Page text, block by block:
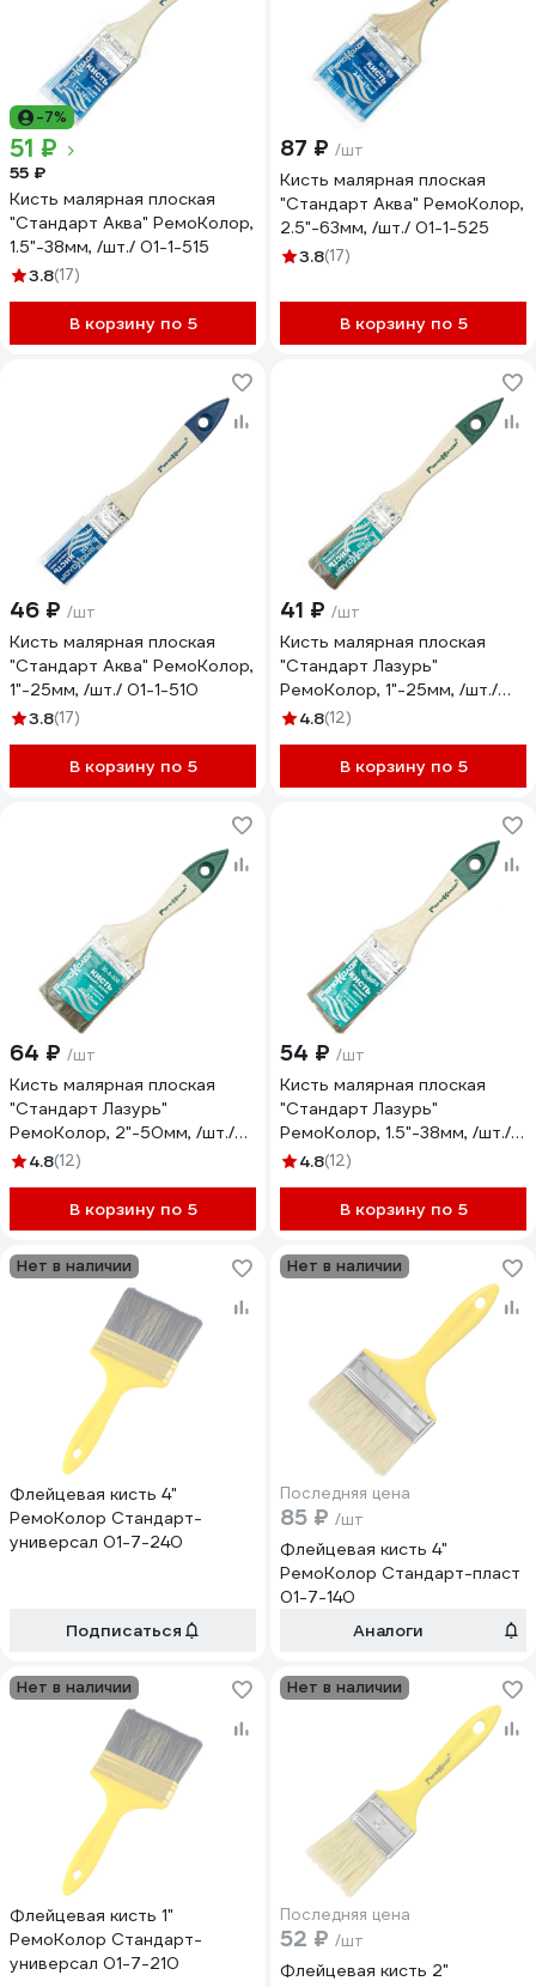
-7%
51 ₽
55 ₽
Кисть малярная плоская
"Стандарт Аква" РемоКолор,
1.5"-38мм, /шт./ 01-1-515
3.8(17)
В корзину по 5
87 ₽ /шт
Кисть малярная плоская
"Стандарт Аква" РемоКолор,
2.5"-63мм, /шт./ 01-1-525
3.8(17)
В корзину по 5
46 ₽ /шт
Кисть малярная плоская
"Стандарт Аква" РемоКолор,
1"-25мм, /шт./ 01-1-510
3.8(17)
В корзину по 5
41 ₽ /шт
Кисть малярная плоская
"Стандарт Лазурь"
РемоКолор, 1"-25мм, /шт./
01-3-310
4.8(12)
В корзину по 5
64 ₽ /шт
Кисть малярная плоская
"Стандарт Лазурь"
РемоКолор, 2"-50мм, /шт./
01-3-320
4.8(12)
В корзину по 5
54 ₽ /шт
Кисть малярная плоская
"Стандарт Лазурь"
РемоКолор, 1.5"-38мм, /шт./
01-3-315
4.8(12)
В корзину по 5
Нет в наличии
Флейцевая кисть 4"
РемоКолор Стандарт-
универсал 01-7-240
Подписаться
Нет в наличии
Последняя цена
85 ₽ /шт
Флейцевая кисть 4"
РемоКолор Стандарт-пласт
01-7-140
Аналоги
Нет в наличии
Флейцевая кисть 1"
РемоКолор Стандарт-
универсал 01-7-210
Нет в наличии
Последняя цена
52 ₽ /шт
Флейцевая кисть 2"